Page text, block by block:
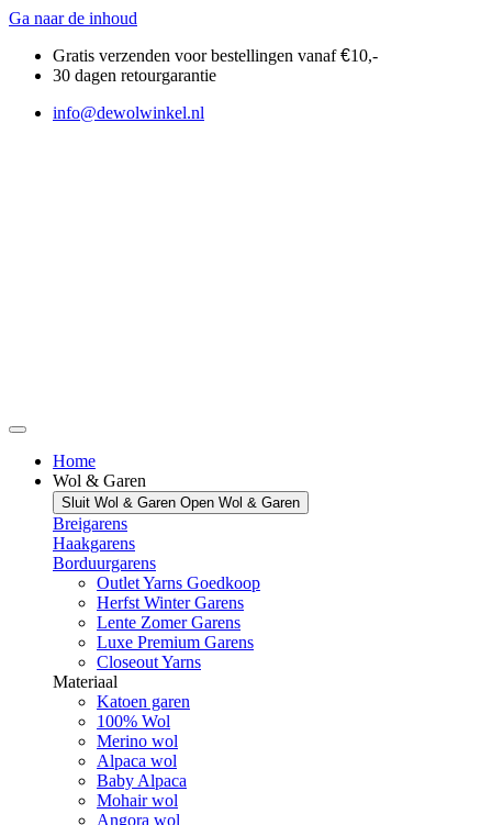
Ga naar de inhoud
Gratis verzenden voor bestellingen vanaf€10,-
30 dagen retourgarantie
info@dewolwinkel.nl
Home
Wol & Garen
Sluit Wol & Garen Open Wol & Garen
Breigarens
Haakgarens
Borduurgarens
Outlet Yarns Goedkoop
Herfst Winter Garens
Lente Zomer Garens
Luxe Premium Garens
Closeout Yarns
Materiaal
Katoen garen
100% Wol
Merino wol
Alpaca wol
Baby Alpaca
Mohair wol
Angora wol